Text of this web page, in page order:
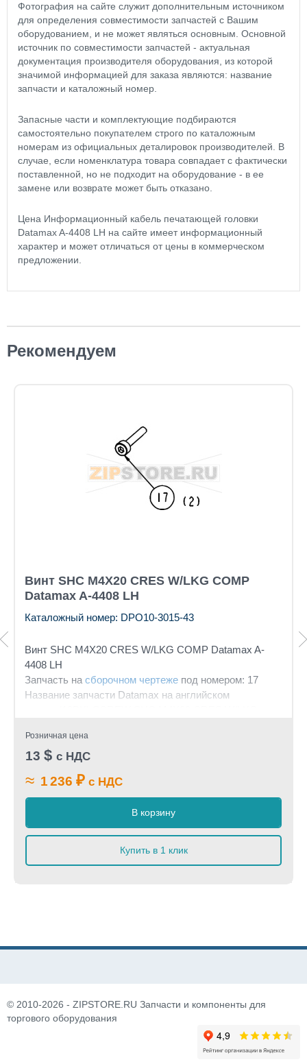
Фотография на сайте служит дополнительным источником
для определения совместимости запчастей с Вашим
оборудованием, и не может являться основным. Основной
источник по совместимости запчастей - актуальная
документация производителя оборудования, из которой
значимой информацией для заказа являются: название
запчасти и каталожный номер.
Запасные части и комплектующие подбираются
самостоятельно покупателем строго по каталожным
номерам из официальных деталировок производителей. В
случае, если номенклатура товара совпадает с фактически
поставленной, но не подходит на оборудование - в ее
замене или возврате может быть отказано.
Цена Информационный кабель печатающей головки
Datamax A-4408 LH на сайте имеет информационный
характер и может отличаться от цены в коммерческом
предложении.
Рекомендуем
Винт SHC M4X20 CRES W/LKG COMP
Datamax A-4408 LH
Каталожный номер: DPO10-3015-43
Винт SHC M4X20 CRES W/LKG COMP Datamax A-
4408 LH
Запчасть на сборочном чертеже под номером: 17
Название запчасти Datamax на английском
Розничная цена
13 $ с НДС
≈ 1 236 ₽ с НДС
В корзину
Купить в 1 клик
© 2010-2026 - ZIPSTORE.RU Запчасти и компоненты для
торгового оборудования